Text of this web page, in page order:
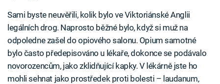
Sami byste neuvěřili, kolik bylo ve Viktoriánské Anglii
legálních drog. Naprosto běžné bylo, když si muž na
odpoledne zašel do opiového salonu. Opium samotné
bylo často předepisováno u lékaře, dokonce se podávalo
novorozencům, jako zklidňující kapky. V lékárně jste ho
mohli sehnat jako prostředek proti bolesti – laudanum,